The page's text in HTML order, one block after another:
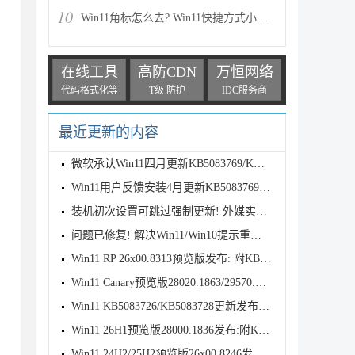
10
Win11角标怎么去? Win11快捷方式小箭头的两种消除方法
在线工具
代码格式化等
高防CDN
T级 防护
万恒网络
IDC服务商
最近更新的内容
微软承认Win11四月更新KB5083769/KB5082052致远程桌面
Win11用户反馈安装4月更新KB5083769后遇到打印故障
装机初次设置可跳过强制更新! 外媒实测Win11 OOBE 新
问题已修复! 解决Win11/Win10提示重新连接你的文件历
Win11 RP 26x00.8313预览版发布: 附KB5083631完整更新
Win11 Canary预览版28020.1863/29570.1000发布:优化文
Win11 KB5083726/KB5083728更新发布:附完整更新日志
Win11 26H1预览版28000.1836发布:附KB5083768完整更新